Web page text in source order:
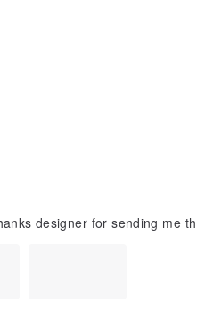
designer for sending me